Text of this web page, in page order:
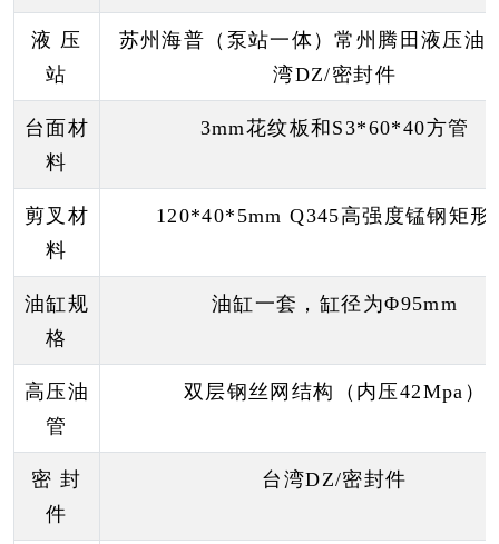
液 压
站
苏州海普（泵站一体）常州腾田液压油
湾DZ/密封件
台面材
料
3mm花纹板和 S3*60*40方管
剪叉材
料
120*40*5mm Q345高强度锰钢矩形
油缸规
格
油缸一套，缸径为Φ95mm
高压油
管
双层钢丝网结构（内压42Mpa ）
密 封
件
台湾DZ/密封件